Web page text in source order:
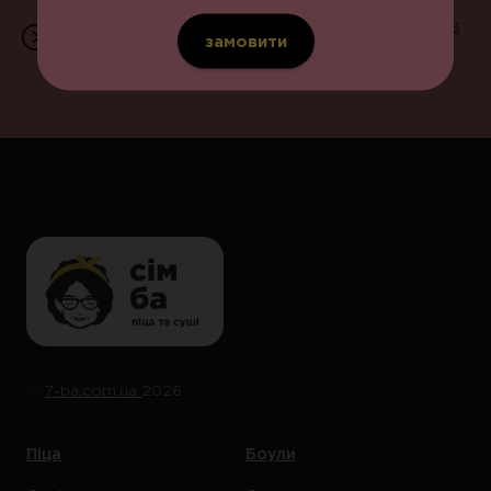
Приймаємо замовлення щодня з 11:00 до 22:00 | 096 203
07 07 | вул. В.Великого, 13замовити
7-ba.com.ua 2026
Піца Боули